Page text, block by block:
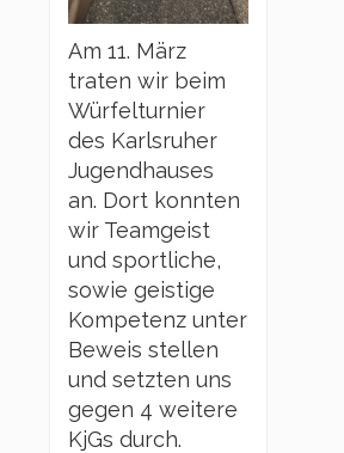
Am 11. März
traten wir beim
Würfelturnier
des Karlsruher
Jugendhauses
an. Dort konnten
wir Teamgeist
und sportliche,
sowie geistige
Kompetenz unter
Beweis stellen
und setzten uns
gegen 4 weitere
KjGs durch.